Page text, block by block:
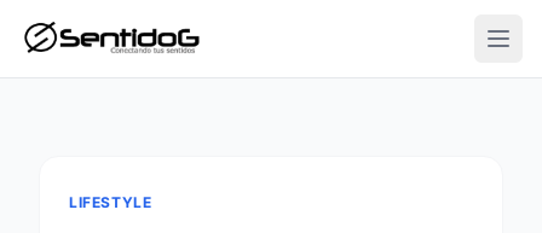
LIFESTYLE